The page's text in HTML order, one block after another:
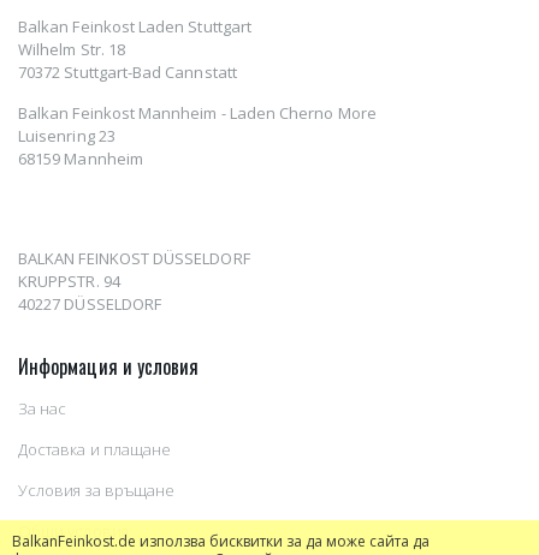
Balkan Feinkost Laden Stuttgart
Wilhelm Str. 18
70372 Stuttgart-Bad Cannstatt
Balkan Feinkost Mannheim - Laden Cherno More
Luisenring 23
68159 Mannheim
BALKAN FEINKOST DÜSSELDORF
KRUPPSTR. 94
40227 DÜSSELDORF
Информация и условия
За нас
Доставка и плащане
Условия за връщане
Общи условия
BalkanFeinkost.de използва бисквитки за да може сайта да